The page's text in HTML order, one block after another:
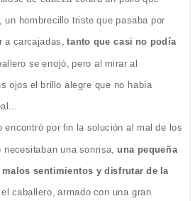
un hombrecillo triste que pasaba por
carcajadas, tanto que casi no podía
se enojó, pero al mirar al
ojos el brillo alegre que no había
encontró por fin la solución al mal de los
una sonrisa, una pequeña
sentimientos y disfrutar de la
caballero, armado con una gran